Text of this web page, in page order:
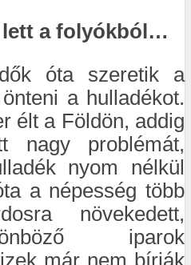
lett a folyókból…
óta szeretik a
a hulladékot.
élt a Földön, addig
nagy problémát,
nyom nélkül
a népesség több
növekedett,
iparok
már nem bírják